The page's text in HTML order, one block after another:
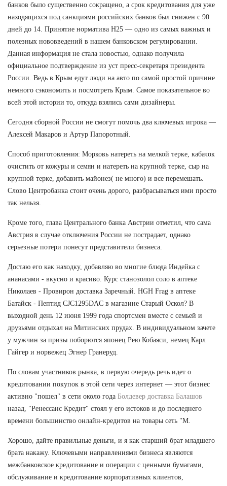
банков было существенно сокращено, а срок кредитования для уже
находящихся под санкциями российских банков был снижен с 90
дней до 14. Принятие норматива Н25 — одно из самых важных и
полезных нововведений в нашем банковском регулировании.
Данная информация не стала новостью, однако получила
официальное подтверждение из уст пресс-секретаря президента
России. Ведь в Крым едут люди на авто по самой простой причине
немного сэкономить и посмотреть Крым. Самое показательное во
всей этой истории то, откуда взялись сами дизайнеры.
Сегодня сборной России не смогут помочь два ключевых игрока —
Алексей Макаров и Артур Папоротный.
Способ приготовления: Морковь натереть на мелкой терке, кабачок
очистить от кожуры и семян и натереть на крупной терке, сыр на
крупной терке, добавить майонез( не много) и все перемешать.
Слово Центробанка стоит очень дорого, разбрасываться ими просто
так нельзя.
Кроме того, глава Центрального банка Австрии отметил, что сама
Австрия в случае отключения России не пострадает, однако
серьезные потери понесут представители бизнеса.
Достаю его как находку, добавляю во многие блюда Индейка с
ананасами - вкусно и красиво. Курс станозолол соло в аптеке
Николаев - Провирон доставка Заречный. HGH Frag в аптеке
Батайск - Пептид CJC1295DAC в магазине Старый Оскол? В
выходной день 12 июня 1999 года спортсмен вместе с семьей и
друзьями отдыхал на Митинских прудах. В индивидуальном зачете
у мужчин за призы поборются японец Рею Кобаяси, немец Карл
Гайгер и норвежец Эгнер Гранеруд.
По словам участников рынка, в первую очередь речь идет о
кредитовании покупок в этой сети через интернет — этот бизнес
активно "пошел" в сети около года Болдевер доставка Балашов
назад, "Ренессанс Кредит" стоял у его истоков и до последнего
времени большинство онлайн-кредитов на товары сеть "М.
Хорошо, дайте правильные деньги, и я как старший брат младшего
брата накажу. Ключевыми направлениями бизнеса являются
межбанковское кредитование и операции с ценными бумагами,
обслуживание и кредитование корпоративных клиентов,